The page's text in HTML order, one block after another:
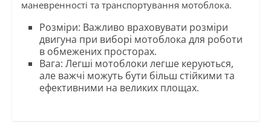
маневренності та транспортування мотоблока.
Розміри: Важливо враховувати розміри
двигуна при виборі мотоблока для роботи
в обмежених просторах.
Вага: Легші мотоблоки легше керуються,
але важчі можуть бути більш стійкими та
ефективними на великих площах.